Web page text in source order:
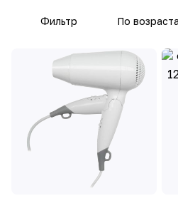
Фильтр По